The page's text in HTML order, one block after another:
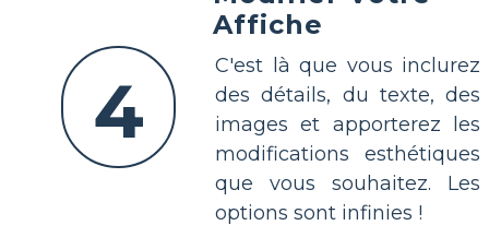
4
Affiche
C'est là que vous inclurez
des détails, du texte, des
images et apporterez les
modifications esthétiques
que vous souhaitez. Les
options sont infinies !